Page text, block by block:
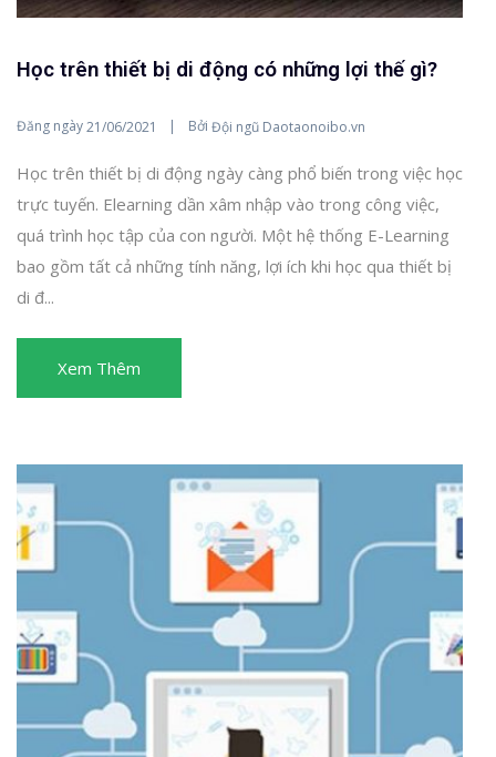
Học trên thiết bị di động có những lợi thế gì?
Đăng ngày21/06/2021 Bởi Đội ngũ Daotaonoibo.vn
Học trên thiết bị di động ngày càng phổ biến trong việc học
trực tuyến. Elearning dần xâm nhập vào trong công việc,
quá trình học tập của con người. Một hệ thống E-Learning
bao gồm tất cả những tính năng, lợi ích khi học qua thiết bị
di đ...
Xem Thêm